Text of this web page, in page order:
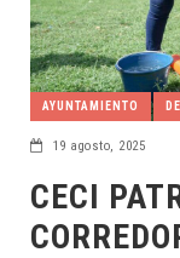
AYUNTAMIENTO
19 agosto, 2025
CECI